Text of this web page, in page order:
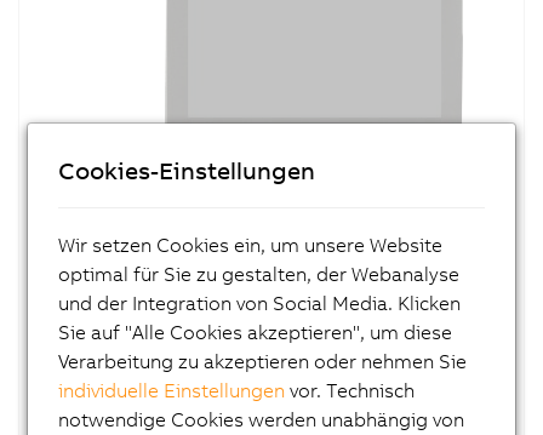
BESCHREIBUNG:
21,5" TFT Full HD color Display
Multi Touch Screen (Projected Capacitive, 4
simultane Touchpunkte)
Flexible, hängende Tragarmmontage
Lüfterloser Betrieb
Cookies-Einstellungen
Wir setzen Cookies ein, um unsere Website
optimal für Sie zu gestalten, der Webanalyse
und der Integration von Social Media. Klicken
Sie auf "Alle Cookies akzeptieren", um diese
Verarbeitung zu akzeptieren oder nehmen Sie
individuelle Einstellungen vor. Technisch
notwendige Cookies werden unabhängig von